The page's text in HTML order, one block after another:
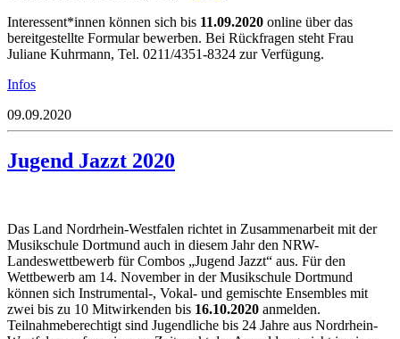
Interessent*innen können sich bis 11.09.2020 online über das
bereitgestellte Formular bewerben. Bei Rückfragen steht Frau
Juliane Kuhrmann, Tel. 0211/4351-8324 zur Verfügung.
Infos
09.09.2020
Jugend Jazzt 2020
Das Land Nordrhein-Westfalen richtet in Zusammenarbeit mit der
Musikschule Dortmund auch in diesem Jahr den NRW-
Landeswettbewerb für Combos „Jugend Jazzt“ aus. Für den
Wettbewerb am 14. November in der Musikschule Dortmund
können sich Instrumental-, Vokal- und gemischte Ensembles mit
zwei bis zu 10 Mitwirkenden bis 16.10.2020 anmelden.
Teilnahmeberechtigt sind Jugendliche bis 24 Jahre aus Nordrhein-